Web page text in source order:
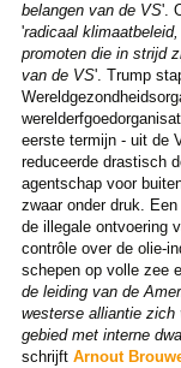
belangen van de VS'.
'radicaal
promoten die in strijd
van de VS'. Trump
eerste termijn - uit de
reduceerde drastisch
agentschap voor
zwaar onder druk.
de illegale ontvoering
contrôle over de olie-
schepen op volle zee
de leiding van de
westerse alliantie zich
gebied met interne
schrijft Arnout